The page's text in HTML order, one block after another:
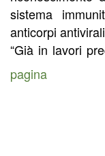
sistema
anticorpi
“Già in lavori
pagina